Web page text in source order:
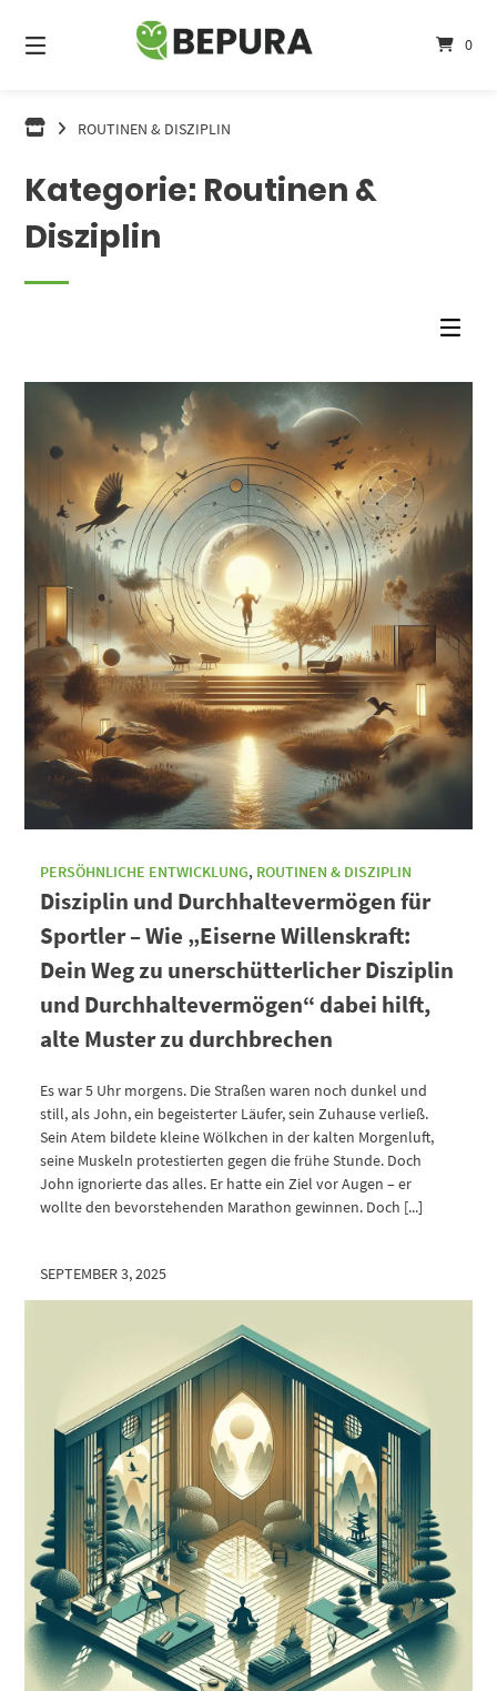
zum
Inhalt
0
ROUTINEN & DISZIPLIN
Kategorie: Routinen &
Disziplin
PERSÖHNLICHE ENTWICKLUNG, ROUTINEN & DISZIPLIN
Disziplin und Durchhaltevermögen für
Sportler – Wie „Eiserne Willenskraft:
Dein Weg zu unerschütterlicher Disziplin
und Durchhaltevermögen“ dabei hilft,
alte Muster zu durchbrechen
Es war 5 Uhr morgens. Die Straßen waren noch dunkel und
still, als John, ein begeisterter Läufer, sein Zuhause verließ.
Sein Atem bildete kleine Wölkchen in der kalten Morgenluft,
seine Muskeln protestierten gegen die frühe Stunde. Doch
John ignorierte das alles. Er hatte ein Ziel vor Augen – er
wollte den bevorstehenden Marathon gewinnen. Doch [...]
SEPTEMBER 3, 2025